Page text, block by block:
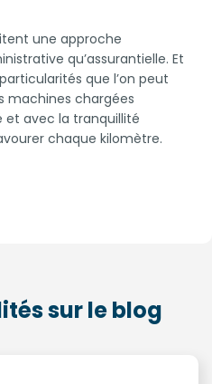
une approche
qu’assurantielle. Et
que l’on peut
machines chargées
et avec la tranquillité
chaque kilomètre.
sur le blog